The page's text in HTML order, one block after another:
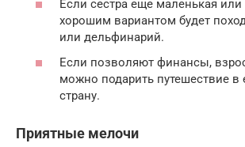
Если сестра еще маленькая или
хорошим вариантом будет
или дельфинарий.
Если позволяют финансы,
можно подарить путешествие
страну.
Приятные мелочи